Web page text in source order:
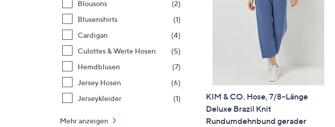
Blousons
(2)
Blusenshirts
(1)
Cardigan
(4)
Culottes & Weite Hosen
(5)
Hemdblusen
(7)
Jersey Hosen
(6)
Jerseykleider
(1)
Mehr anzeigen
KIM & CO. Hose, 7/8-Länge
Deluxe Brazil Knit
Rundumdehnbund gerader